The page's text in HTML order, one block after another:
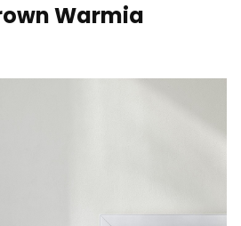
Warmia